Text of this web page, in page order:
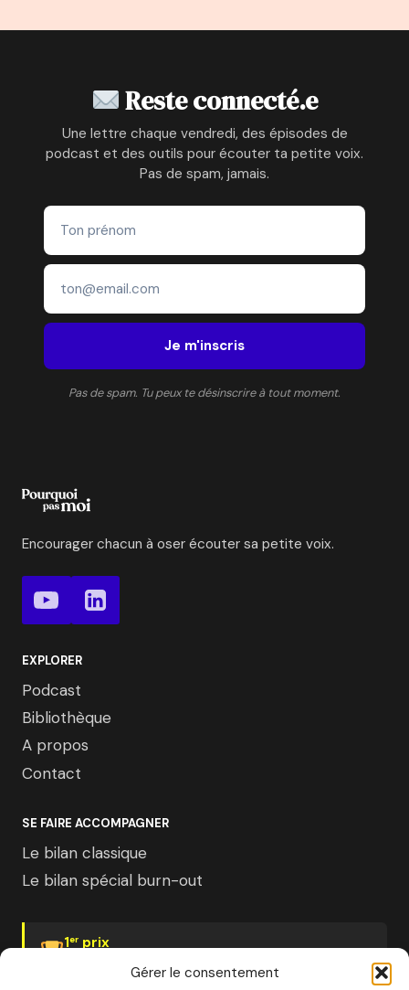
Gérer le consentement
GAGNANTE
PÂTISSIER
ET
CONSULTANTE
CHEZ
ACCENTURE
Reste connecté.e
Une lettre chaque vendredi, des épisodes de
podcast et des outils pour écouter ta petite voix.
Pas de spam, jamais.
Je m'inscris
Pas de spam. Tu peux te désinscrire à tout moment.
Encourager chacun à oser écouter sa petite voix.
EXPLORER
Podcast
Bibliothèque
A propos
Contact
SE FAIRE ACCOMPAGNER
Le bilan classique
Le bilan spécial burn-out
1er prix